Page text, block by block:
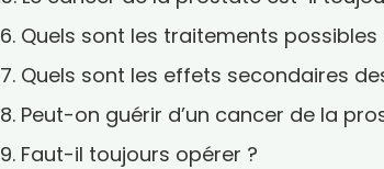
6. Quels sont les traitements possibles
7. Quels sont les effets secondaires
8. Peut-on guérir d’un cancer de la
9. Faut-il toujours opérer ?